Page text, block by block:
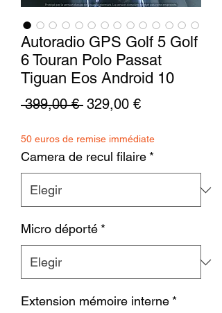
Autoradio GPS Golf 5 Golf
6 Touran Polo Passat
Tiguan Eos Android 10
399,00 € Precio
329,00 €Precio
oferta
50 euros de remise immédiate
Camera de recul filaire *
Micro déporté *
Extension mémoire interne *